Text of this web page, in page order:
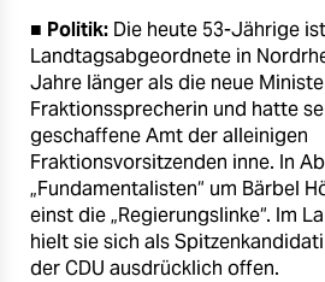
shop
fragen & hilfe
unterstützen
abo
genossenschaft
■ Politik: Die heute 53-Jährige
Landtagsabgeordnete in
Jahre länger als die neue
Fraktionssprecherin und hatte
geschaffene Amt der alleinigen
Fraktionsvorsitzenden inne. In
„Fundamentalisten“ um Bärbel
einst die „Regierungslinke“. Im
hielt sie sich als
der CDU ausdrücklich offen.